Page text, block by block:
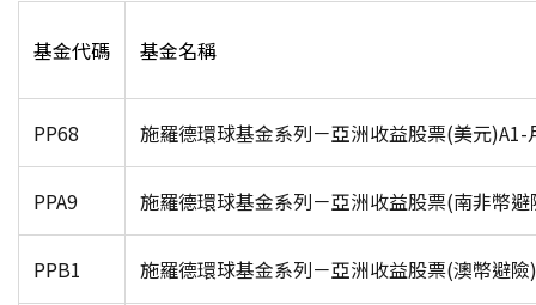
基金代碼 基金名稱
PP68 施羅德環球基金系列－亞洲收益股票(美元)A1-
PPA9 施羅德環球基金系列－亞洲收益股票(南非幣
PPB1 施羅德環球基金系列－亞洲收益股票(澳幣避